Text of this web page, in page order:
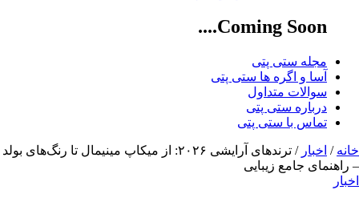
Coming Soon....
مجله ستی پتی
آسا و اگره ها ستی پتی
سوالات متداول
درباره ستی پتی
تماس با ستی پتی
خانه / اخبار
/ ترندهای آرایشی ۲۰۲۶: از میکاپ مینیمال تا رنگ‌های بولد
– راهنمای جامع زیبایی
اخبار